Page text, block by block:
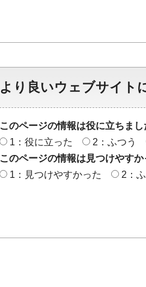
より良いウェブサイト
このページの情報は役に立ちまし
1：役に立った
2：ふつう
このページの情報は見つけやすか
1：見つけやすかった
2：